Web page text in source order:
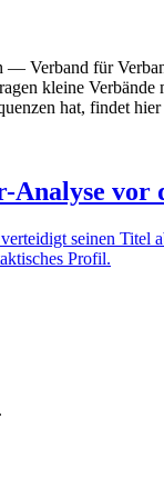
Verband für
kleine
hat, findet hier
Analyse
seinen
Profil.